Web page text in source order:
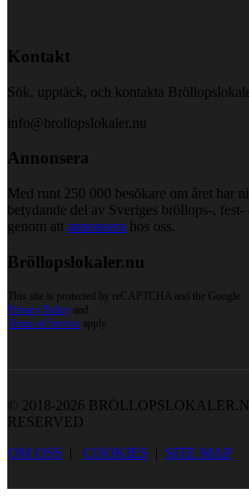
Kontakt
Sök, upptäck, och kontakta
info@brollopslokaler.nu
Annonsera
Med runt 250 000 besökare om året har
betydande del av Sveriges bröllops-,
genom att annonsera hos oss.
Bröllopslokaler.nu
This site is protected by reCAPTCHA and the Google
Privacy Policy and
Terms of Service apply.
© 2018-2026
RESERVED
OM OSS | COOKIES | SITE MAP